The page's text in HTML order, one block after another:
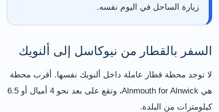
زيارة الساحل في اليوم نفسه.
السفر بالقطار من نيوكاسل إلى ألنويك
لا توجد محطة قطار عاملة داخل ألنويك نفسها. أقرب محطة
هي Alnmouth for Alnwick، وتقع على بعد نحو 4 أميال أو 6.5
كيلومترات من البلدة.